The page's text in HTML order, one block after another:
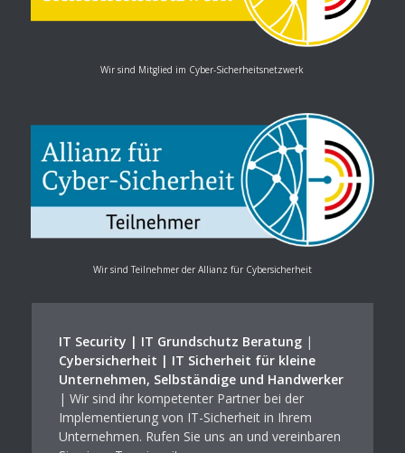
Wir sind Mitglied im Cyber-Sicherheitsnetzwerk
Wir sind Teilnehmer der Allianz für Cybersicherheit
IT Security | IT Grundschutz Beratung|
Cybersicherheit | IT Sicherheit für kleine
Unternehmen, Selbständige und Handwerker
| Wir sind ihr kompetenter Partner bei der
Implementierung von IT-Sicherheit in Ihrem
Unternehmen. Rufen Sie uns an und vereinbaren